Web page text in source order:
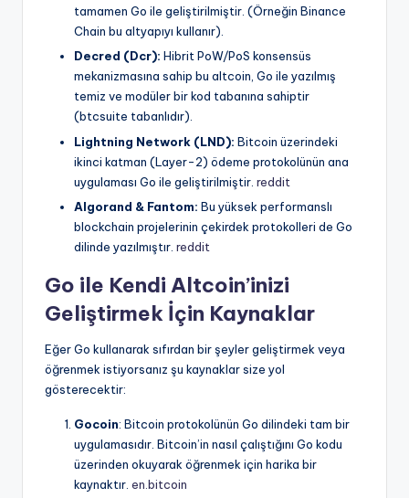
tamamen Go ile geliştirilmiştir. (Örneğin Binance
Chain bu altyapıyı kullanır).
Decred (Dcr): Hibrit PoW/PoS konsensüs
mekanizmasına sahip bu altcoin, Go ile yazılmış
temiz ve modüler bir kod tabanına sahiptir
(btcsuite tabanlıdır).
Lightning Network (LND): Bitcoin üzerindeki
ikinci katman (Layer-2) ödeme protokolünün ana
uygulaması Go ile geliştirilmiştir. reddit
Algorand & Fantom: Bu yüksek performanslı
blockchain projelerinin çekirdek protokolleri de Go
dilinde yazılmıştır. reddit
Go ile Kendi Altcoin’inizi
Geliştirmek İçin Kaynaklar
Eğer Go kullanarak sıfırdan bir şeyler geliştirmek veya
öğrenmek istiyorsanız şu kaynaklar size yol
gösterecektir:
Gocoin: Bitcoin protokolünün Go dilindeki tam bir
uygulamasıdır. Bitcoin’in nasıl çalıştığını Go kodu
üzerinden okuyarak öğrenmek için harika bir
kaynaktır. en.bitcoin